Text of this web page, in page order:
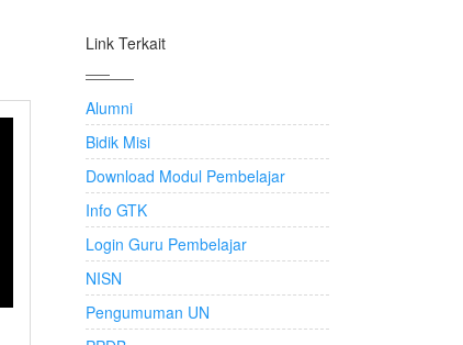
Link Terkait
Alumni
Bidik Misi
Download Modul Pembelajar
Info GTK
Login Guru Pembelajar
NISN
Pengumuman UN